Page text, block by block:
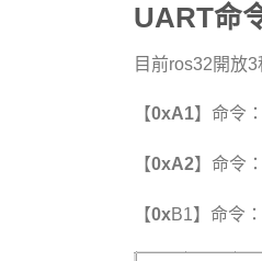
UART命
目前ros32開放
【0xA1】命令
【0xA2】命令
【0xB1】命令